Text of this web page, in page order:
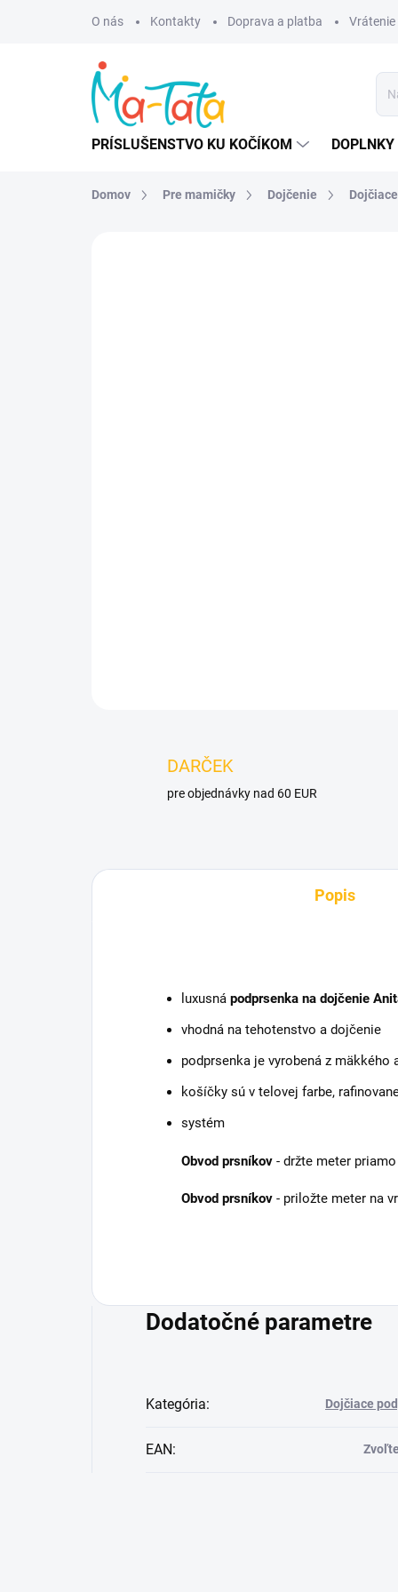
O nás Kontakty Doprava a platba
PRÍSLUŠENSTVO KU KOČÍKOM
Domov Pre mamičky Dojčenie
DARČEK
pre objednávky nad 60 EUR
Popis
luxusná podprsenka na dojčenie
vhodná na tehotenstvo a dojčenie
podprsenka je vyrobená z
košíčky sú v telovej farbe,
systém
Obvod prsníkov - držte meter
Obvod prsníkov - priložte meter na
Dodatočné parametre
Kategória: Dojčiace
EAN: